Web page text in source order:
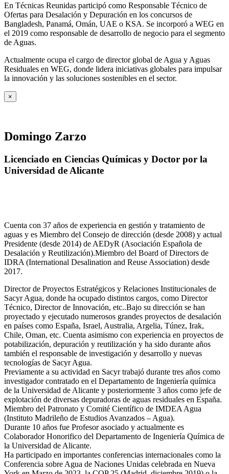
En Técnicas Reunidas participó como Responsable Técnico de
Ofertas para Desalación y Depuración en los concursos de
Bangladesh, Panamá, Omán, UAE o KSA. Se incorporó a WEG en
el 2019 como responsable de desarrollo de negocio para el segmento
de Aguas.
Actualmente ocupa el cargo de director global de Agua y Aguas
Residuales en WEG, donde lidera iniciativas globales para impulsar
la innovación y las soluciones sostenibles en el sector.
×
Domingo Zarzo
Licenciado en Ciencias Químicas y Doctor por la
Universidad de Alicante
Cuenta con 37 años de experiencia en gestión y tratamiento de
aguas y es Miembro del Consejo de dirección (desde 2008) y actual
Presidente (desde 2014) de AEDyR (Asociación Española de
Desalación y Reutilización).Miembro del Board of Directors de
IDRA (International Desalination and Reuse Association) desde
2017.
Director de Proyectos Estratégicos y Relaciones Institucionales de
Sacyr Agua, donde ha ocupado distintos cargos, como Director
Técnico, Director de Innovación, etc..Bajo su dirección se han
proyectado y ejecutado numerosos grandes proyectos de desalación
en países como España, Israel, Australia, Argelia, Túnez, Irak,
Chile, Oman, etc. Cuenta asimismo con experiencia en proyectos de
potabilización, depuración y reutilización y ha sido durante años
también el responsable de investigación y desarrollo y nuevas
tecnologías de Sacyr Agua.
Previamente a su actividad en Sacyr trabajó durante tres años como
investigador contratado en el Departamento de Ingeniería química
de la Universidad de Alicante y posteriormente 3 años como jefe de
explotación de diversas depuradoras de aguas residuales en España.
Miembro del Patronato y Comité Científico de IMDEA Agua
(Instituto Madrileño de Estudios Avanzados – Agua).
Durante 10 años fue Profesor asociado y actualmente es
Colaborador Honorifico del Departamento de Ingeniería Química de
la Universidad de Alicante.
Ha participado en importantes conferencias internacionales como la
Conferencia sobre Agua de Naciones Unidas celebrada en Nueva